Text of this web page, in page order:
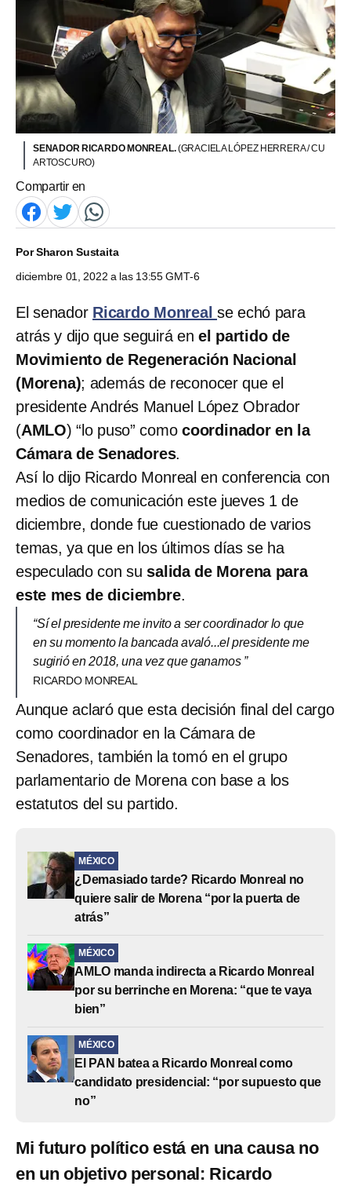
SENADOR RICARDO MONREAL.(GRACIELA LÓPEZ HERRERA / CU
ARTOSCURO)
Compartir en
PorSharon Sustaita
diciembre 01, 2022 a las 13:55 GMT-6
El senador Ricardo Monrealse echó para
atrás y dijo que seguirá en el partido de
Movimiento de Regeneración Nacional
(Morena); además de reconocer que el
presidente Andrés Manuel López Obrador
(AMLO) “lo puso” comocoordinador en la
Cámara de Senadores.
Así lo dijo Ricardo Monreal en conferencia con
medios de comunicación este jueves 1 de
diciembre, donde fue cuestionado de varios
temas, ya que en los últimos días se ha
especulado con su salida de Morena para
este mes de diciembre.
“Sí el presidente me invito a ser coordinador lo que
en su momento la bancada avaló...el presidente me
sugirió en 2018, una vez que ganamos ”
RICARDO MONREAL
Aunque aclaró que esta decisión final del cargo
como coordinador en la Cámara de
Senadores, también la tomó en el grupo
parlamentario de Morena con base a los
estatutos del su partido.
MÉXICO
¿Demasiado tarde? Ricardo Monreal no
quiere salir de Morena “por la puerta de
atrás”
MÉXICO
AMLO manda indirecta a Ricardo Monreal
por su berrinche en Morena: “que te vaya
bien”
MÉXICO
El PAN batea a Ricardo Monreal como
candidato presidencial: “por supuesto que
no”
Mi futuro político está en una causa no
en un objetivo personal: Ricardo